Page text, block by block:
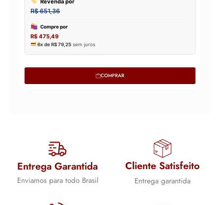
COMPRAR
Entrega Garantida
Enviamos para todo Brasil
Cliente Satisfeito
Entrega garantida